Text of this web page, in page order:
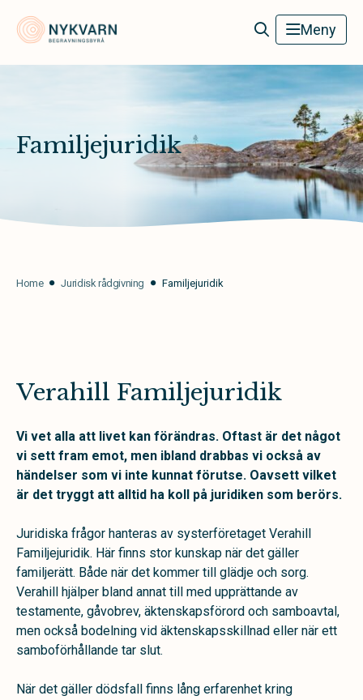
Nykvarn Begravningsbyrå Meny
Familjejuridik
Home Juridisk rådgivning Familjejuridik
Verahill Familjejuridik
Vi vet alla att livet kan förändras. Oftast är det något
vi sett fram emot, men ibland drabbas vi också av
händelser som vi inte kunnat förutse. Oavsett vilket
är det tryggt att alltid ha koll på juridiken som berörs.
Juridiska frågor hanteras av systerföretaget Verahill
Familjejuridik. Här finns stor kunskap när det gäller
familjerätt. Både när det kommer till glädje och sorg.
Verahill hjälper bland annat till med upprättande av
testamente, gåvobrev, äktenskapsförord och samboavtal,
men också bodelning vid äktenskapsskillnad eller när ett
samboförhållande tar slut.
När det gäller dödsfall finns lång erfarenhet kring